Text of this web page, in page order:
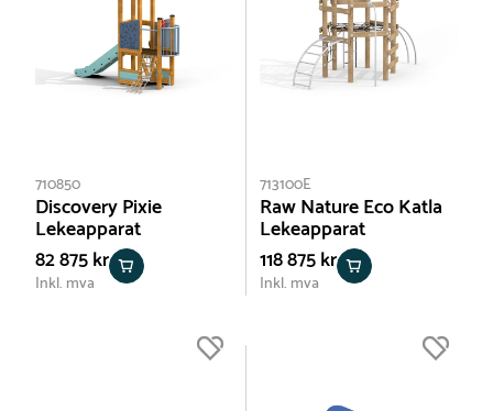
710850
Discovery Pixie
Lekeapparat
82 875 kr
Inkl. mva
713100E
Raw Nature Eco Katla
Lekeapparat
118 875 kr
Inkl. mva